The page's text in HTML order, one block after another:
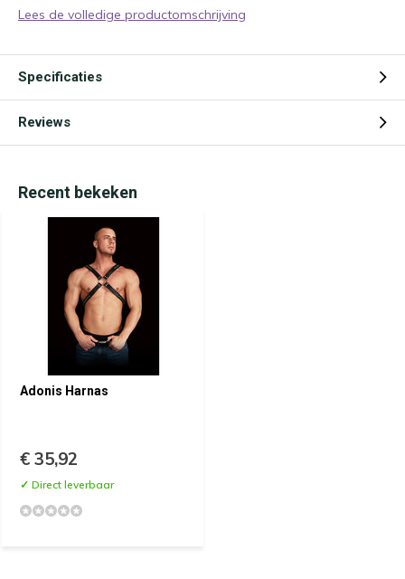
Lees de volledige productomschrijving
Specificaties
Reviews
Recent bekeken
Adonis Harnas
€ 35,92
✓ Direct leverbaar